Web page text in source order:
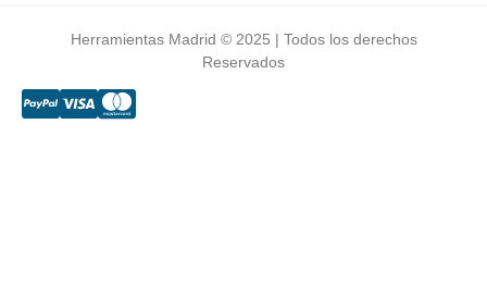
Herramientas Madrid © 2025 | Todos los derechos
Reservados